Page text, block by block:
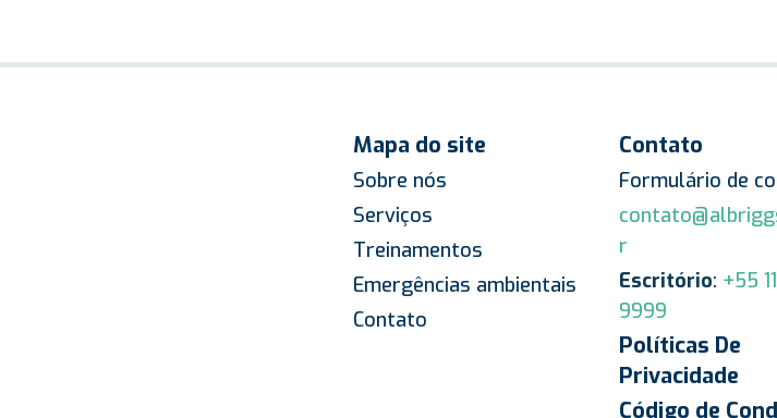
Mapa do site
Sobre nós
Serviços
Treinamentos
Emergências ambientais
Contato
Contato
Formulário de
r
Escritório: +55
9999
Políticas De
Privacidade
Código de